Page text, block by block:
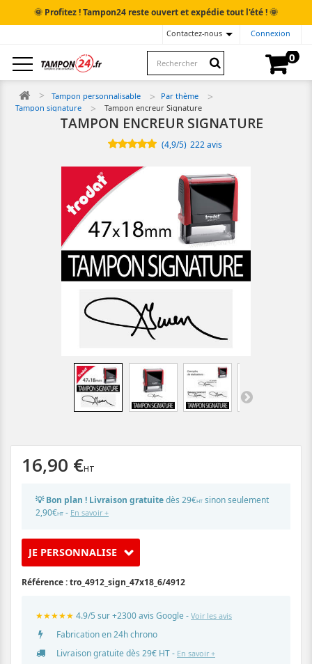
🌞 Profitez ! Tampon24 reste ouvert et expédie tout l'été !🌞
Connexion
Contactez-nous
0
Tampon personnalisable
Par thème
Tampon signature
Tampon encreur Signature
TAMPON ENCREUR SIGNATURE
(4,9/5) 222avis
16,90 €
💡 Bon plan ! Livraison gratuitedès 29€HT sinon seulement
2,90€HT - En savoir +
JE PERSONNALISE
Référence :tro_4912_sign_47x18_6/4912
★★★★★ 4.9/5 sur +2300 avis Google - Voir les avis
Fabrication en 24h chrono
Livraison gratuite dès 29€ HT - En savoir +